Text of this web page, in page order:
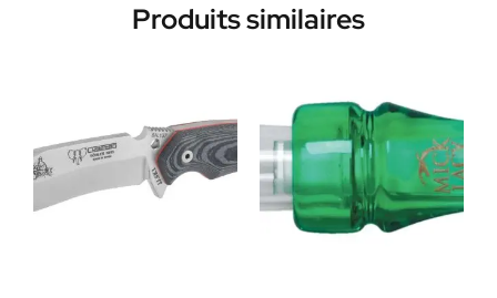
Produits similaires